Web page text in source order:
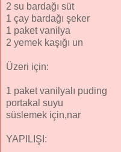
2 su bardağı süt
1 çay bardağı şeker
1 paket vanilya
2 yemek kaşığı un
Üzeri için:
1 paket vanilyalı puding
portakal suyu
süslemek için,nar
YAPILIŞI: